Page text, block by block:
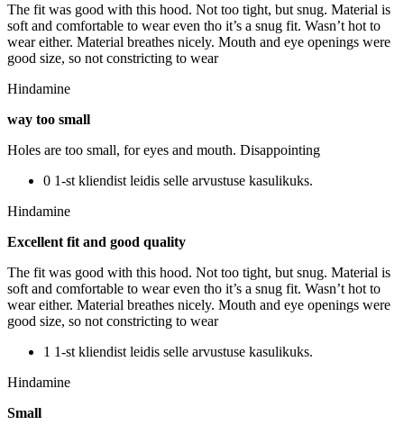
The fit was good with this hood. Not too tight, but snug. Material is
soft and comfortable to wear even tho it’s a snug fit. Wasn’t hot to
wear either. Material breathes nicely. Mouth and eye openings were
good size, so not constricting to wear
Hindamine
way too small
Holes are too small, for eyes and mouth. Disappointing
0 1-st kliendist leidis selle arvustuse kasulikuks.
Hindamine
Excellent fit and good quality
The fit was good with this hood. Not too tight, but snug. Material is
soft and comfortable to wear even tho it’s a snug fit. Wasn’t hot to
wear either. Material breathes nicely. Mouth and eye openings were
good size, so not constricting to wear
1 1-st kliendist leidis selle arvustuse kasulikuks.
Hindamine
Small